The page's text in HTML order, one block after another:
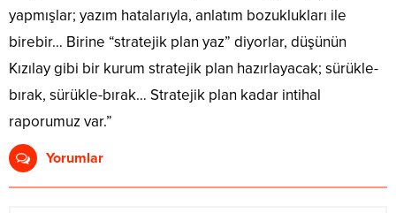
yapmışlar; yazım hatalarıyla, anlatım bozuklukları ile
birebir… Birine “stratejik plan yaz” diyorlar, düşünün
Kızılay gibi bir kurum stratejik plan hazırlayacak; sürükle-
bırak, sürükle-bırak… Stratejik plan kadar intihal
raporumuz var.”
Yorumlar